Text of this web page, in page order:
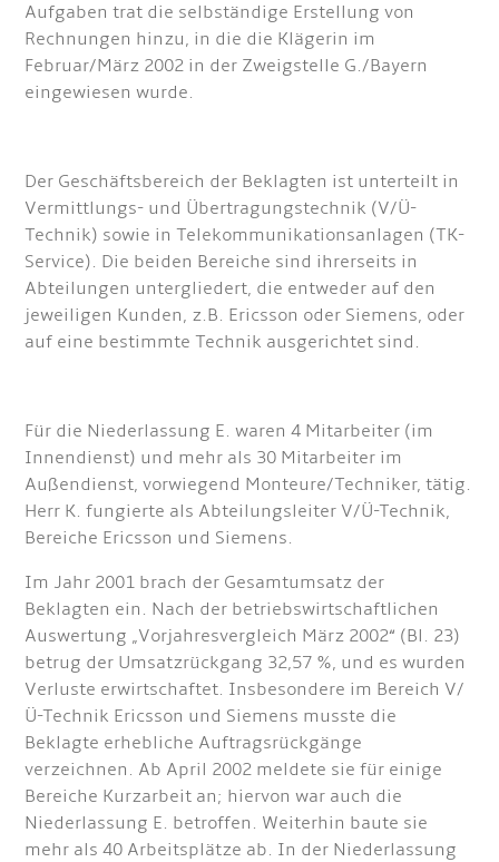
Aufgaben trat die selbständige Erstellung von
Rechnungen hinzu, in die die Klägerin im
Februar/März 2002 in der Zweigstelle G./Bayern
eingewiesen wurde.
Der Geschäftsbereich der Beklagten ist unterteilt in
Vermittlungs- und Übertragungstechnik (V/Ü-
Technik) sowie in Telekommunikationsanlagen (TK-
Service). Die beiden Bereiche sind ihrerseits in
Abteilungen untergliedert, die entweder auf den
jeweiligen Kunden, z.B. Ericsson oder Siemens, oder
auf eine bestimmte Technik ausgerichtet sind.
Für die Niederlassung E. waren 4 Mitarbeiter (im
Innendienst) und mehr als 30 Mitarbeiter im
Außendienst, vorwiegend Monteure/Techniker, tätig.
Herr K. fungierte als Abteilungsleiter V/Ü-Technik,
Bereiche Ericsson und Siemens.
Im Jahr 2001 brach der Gesamtumsatz der
Beklagten ein. Nach der betriebswirtschaftlichen
Auswertung „Vorjahresvergleich März 2002“ (Bl. 23)
betrug der Umsatzrückgang 32,57 %, und es wurden
Verluste erwirtschaftet. Insbesondere im Bereich V/
Ü-Technik Ericsson und Siemens musste die
Beklagte erhebliche Auftragsrückgänge
verzeichnen. Ab April 2002 meldete sie für einige
Bereiche Kurzarbeit an; hiervon war auch die
Niederlassung E. betroffen. Weiterhin baute sie
mehr als 40 Arbeitsplätze ab. In der Niederlassung